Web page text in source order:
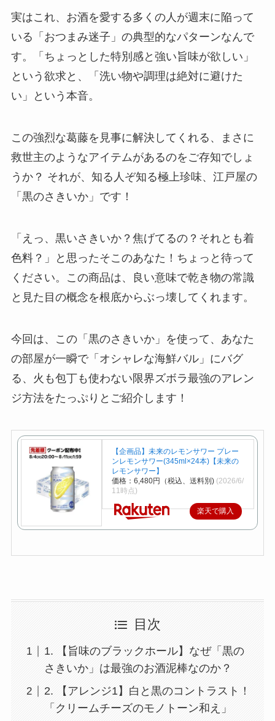
実はこれ、お酒を愛する多くの人が週末に陥って
いる「おつまみ迷子」の典型的なパターンなんで
す。「ちょっとした特別感と強い旨味が欲しい」
という欲求と、「洗い物や調理は絶対に避けた
い」という本音。
この強烈な葛藤を見事に解決してくれる、まさに
救世主のようなアイテムがあるのをご存知でしょ
うか？ それが、知る人ぞ知る極上珍味、江戸屋の
「黒のさきいか」です！
「えっ、黒いさきいか？焦げてるの？それとも着
色料？」と思ったそこのあなた！ちょっと待って
ください。この商品は、良い意味で乾き物の常識
と見た目の概念を根底からぶっ壊してくれます。
今回は、この「黒のさきいか」を使って、あなた
の部屋が一瞬で「オシャレな海鮮バル」にバグ
る、火も包丁も使わない限界ズボラ最強のアレン
ジ方法をたっぷりとご紹介します！
【企画品】未来のレモンサワー プレー
ンレモンサワー(345ml×24本)【未来の
レモンサワー】
価格：6,480円（税込、送料別) (2026/6/
11時点)
楽天で購入
目次
1. 【旨味のブラックホール】なぜ「黒の
さきいか」は最強のお酒泥棒なのか？
2. 【アレンジ1】白と黒のコントラスト！
「クリームチーズのモノトーン和え」